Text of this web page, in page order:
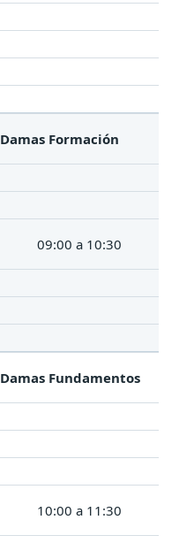
Damas Formación
09:00 a 10:30
Damas Fundamentos
10:00 a 11:30